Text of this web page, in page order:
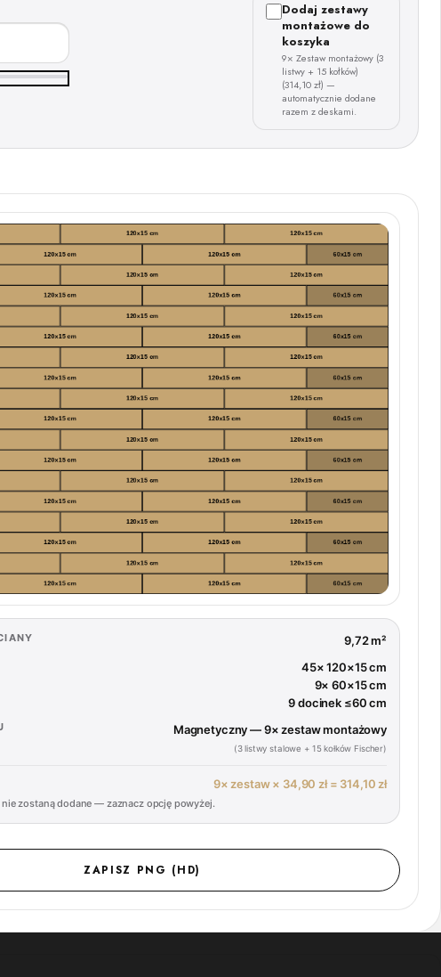
Dodaj zestawy
montażowe do
koszyka
9× Zestaw montażowy (3
listwy + 15 kołków)
(314,10 zł) —
automatycznie dodane
razem z deskami.
9,72 m²
45× 120×15 cm
9× 60×15 cm
9 docinek ≤60 cm
Magnetyczny — 9× zestaw montażowy
(3 listwy stalowe + 15 kołków Fischer)
9× zestaw × 34,90 zł = 314,10 zł
zostaną dodane — zaznacz opcję powyżej.
ZAPISZ PNG (HD)